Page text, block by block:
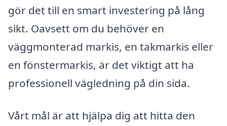
gör det till en smart investering på lång
sikt. Oavsett om du behöver en
väggmonterad markis, en takmarkis eller
en fönstermarkis, är det viktigt att ha
professionell vägledning på din sida.
Vårt mål är att hjälpa dig att hitta den